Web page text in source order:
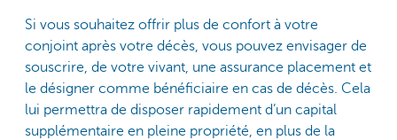
Si vous souhaitez offrir plus de confort à votre
conjoint après votre décès, vous pouvez envisager de
souscrire, de votre vivant, une assurance placement et
le désigner comme bénéficiaire en cas de décès. Cela
lui permettra de disposer rapidement d’un capital
supplémentaire en pleine propriété, en plus de la